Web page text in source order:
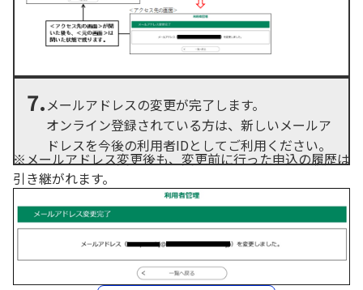
7.メールアドレスの変更が完了します。
オンライン登録されている方は、新しいメールア
ドレスを今後の利用者IDとしてご利用ください。
※メールアドレス変更後も、変更前に行った申込の履歴は
引き継がれます。